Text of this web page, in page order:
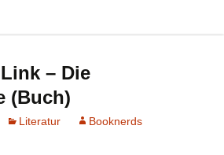
– Die
(Buch)
Literatur Booknerds